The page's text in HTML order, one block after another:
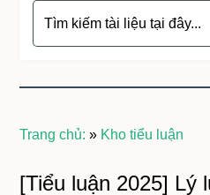
Trang chủ: » Kho tiểu luận
[Tiểu luận 2025] Lý